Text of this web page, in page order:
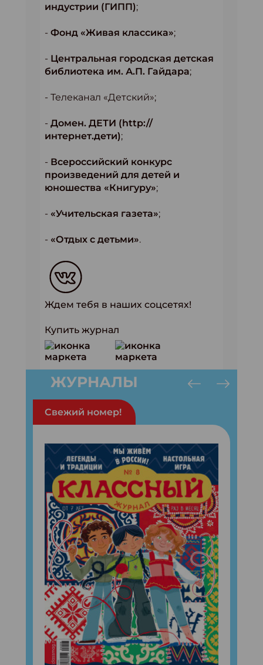
индустрии (ГИПП);
- Фонд «Живая классика»;
- Центральная городская детская
библиотека им. А.П. Гайдара;
- Телеканал «Детский»;
- Домен. ДЕТИ (http://
интернет.дети);
- Всероссийский конкурс
произведений для детей и
юношества «Книгуру»;
- «Учительская газета»;
- «Отдых с детьми».
Ждем тебя в наших соцсетях!
Купить журнал
ЖУРНАЛЫ
Свежий номер!